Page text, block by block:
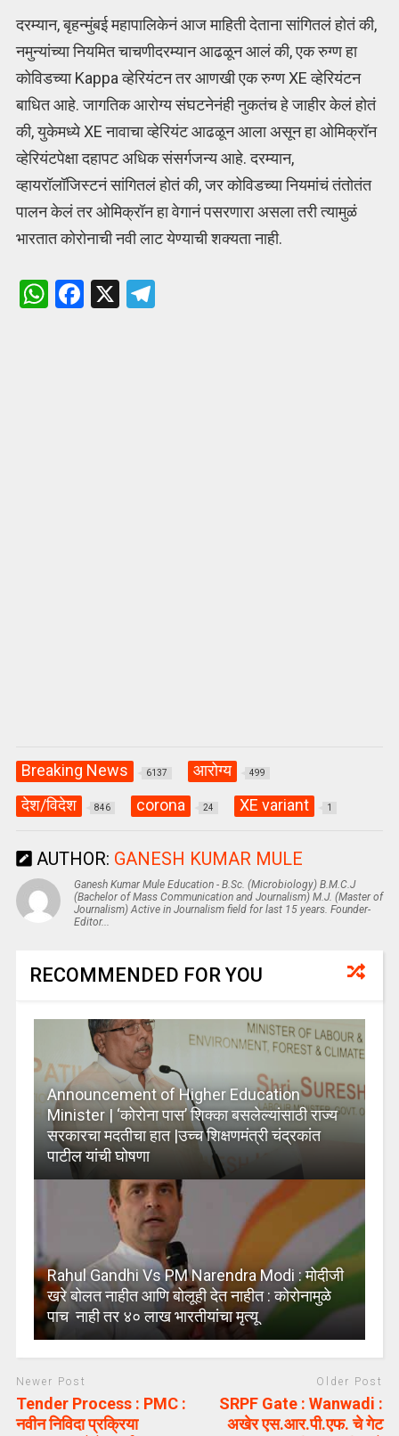
दरम्यान, बृहन्मुंबई महापालिकेनं आज माहिती देताना सांगितलं होतं की,
नमुन्यांच्या नियमित चाचणीदरम्यान आढळून आलं की, एक रुग्ण हा
कोविडच्या Kappa व्हेरियंटन तर आणखी एक रुग्ण XE व्हेरियंटन
बाधित आहे. जागतिक आरोग्य संघटनेनंही नुकतंच हे जाहीर केलं होतं
की, युकेमध्ये XE नावाचा व्हेरियंट आढळून आला असून हा ओमिक्रॉन
व्हेरियंटपेक्षा दहापट अधिक संसर्गजन्य आहे. दरम्यान,
व्हायरॉलॉजिस्टनं सांगितलं होतं की, जर कोविडच्या नियमांचं तंतोतंत
पालन केलं तर ओमिक्रॉन हा वेगानं पसरणारा असला तरी त्यामुळं
भारतात कोरोनाची नवी लाट येण्याची शक्यता नाही.
W F X T
Breaking News 6137 आरोग्य 499
देश/विदेश 846 corona 24 XE variant 1
AUTHOR: GANESH KUMAR MULE
Ganesh Kumar Mule Education - B.Sc. (Microbiology) B.M.C.J
(Bachelor of Mass Communication and Journalism) M.J. (Master of
Journalism) Active in Journalism field for last 15 years. Founder-
Editor...
RECOMMENDED FOR YOU
Announcement of Higher Education
Minister | ‘कोरोना पास’ शिक्का बसलेल्यांसाठी राज्य
सरकारचा मदतीचा हात |उच्च शिक्षणमंत्री चंद्रकांत
पाटील यांची घोषणा
Rahul Gandhi Vs PM Narendra Modi : मोदीजी
खरे बोलत नाहीत आणि बोलूही देत ​​नाहीत : कोरोनामुळे
पाच नाही तर ४० लाख भारतीयांचा मृत्यू
Newer Post
Tender Process : PMC :
नवीन निविदा प्रक्रिया
Older Post
SRPF Gate : Wanwadi :
अखेर एस.आर.पी.एफ. चे गेट